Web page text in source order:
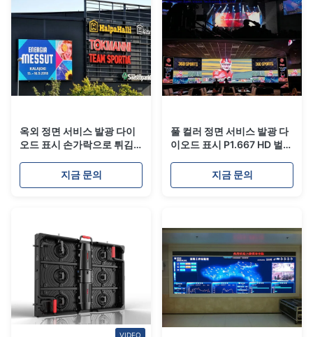
옥외 정면 서비스 발광 다이
오드 표시 손가락으로 튀김
지금 문의
풀 컬러 정면 서비스 발광 다
이오드 표시 P1.667 HD 벌금
지금 문의
VIDEO